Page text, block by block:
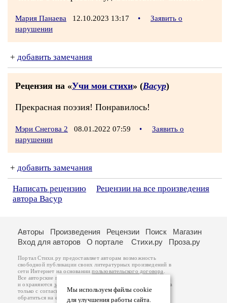
Мария Панаева 12.10.2023 13:17 •
Заявить о
нарушении
+ добавить замечания
Рецензия на «Учи мои стихи» (Васур)
Прекрасная поэзия! Понравилось!
Мэри Снегова 2 08.01.2022 07:59 •
Заявить о
нарушении
+ добавить замечания
Написать рецензию
Рецензии на все произведения
автора Васур
Мы используем файлы cookie
для улучшения работы сайта.
Авторы Произведения Рецензии Поиск
Магазин
Вход для авторов
О портале Стихи.ру Проза.ру
Портал Стихи.ру предоставляет авторам возможность
свободной публикации своих литературных произведений в
сети Интернет на основаниипользовательского договора
Все авторские права на произведения принадлежат авторам
и охраняются законом
. Перепечатка произведений возможна
только с согласия его автора, к которому вы можете
обратиться на его авторской странице. Ответственность за